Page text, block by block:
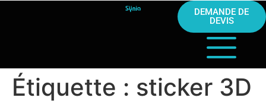
DEMANDE DE
DEVIS
Étiquette : sticker 3D